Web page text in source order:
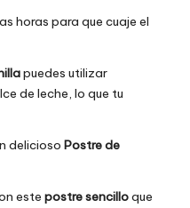
horas para que cuaje el
puedes utilizar
de leche, lo que tu
delicioso Postre de
este postre sencilloque